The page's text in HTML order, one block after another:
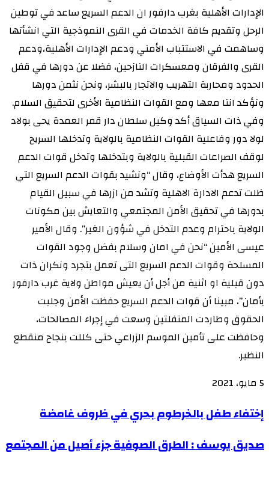
الإدارات الأهلية بغرب دارفور ان الدعم السريع ساعد في توطين
الرحل وتقديم كافة الخدمات في القرى النموذجية التي انشأتها
وساهمت في الاستتباب الأمني ودعم الإدارات الأهلية،ودعم
القرى والفرقان ومعسكرات النازحين، فضلا عن دورها في قفل
الحدود ومحاربة التهريب والاتجار بالبشر، ونحن نثمن دورها
ونؤكد اننا معها ومع القوات النظامية الأخرى لتحقيق السلام.
وفي ذات السياق أكد وكيل سلطان دار قمر العمدة يحى بولاد
لولا دور وفاعلية القوات النظامية بالولاية وتدخلها السريح
لوقف الصراعات القبلية بالولاية وبتدخلها وتدخل قوات الدعم
السريع هدأت الأوضاع، وقال “ونشيد بقوات الدعم السريع التي
ظلت تدعم الادارة الاهلية وتشد من ازرها في سبيل القيام
بدورها في تحقيق الأمن المجتمعي والتعايش بين مكونات
الولاية باحترام وعدم التدخل في شؤون الغير”. وقال الأمير
عيسى الأمين “نحن في امان وسلام بفضل وجود القوات
المسلحة وقوات الدعم السريع التى تعمل بتجرد ونكران ذات
دون قبلية او اثنية من أجل أن يعيش مواطن ولاية غرب دارفور
بأمان”، مبينا أن قوات الدعم السريع حفظت الأمن وجلبت
الحقوق وطاردت المتفلتين وسعت في إجراء المصالحات،
وحافظت على تأمين الموسم الزراعي حتى كللت بنجاح منقطع
النظير.
5 مايو، 2021
إختفاء
بالخرطوم
إختفاء طفل بالخرطوم بحري في ظروف غامضة
صديق
صديق يوسف : الطرق الصوفية جزء أصيل من المجتمع